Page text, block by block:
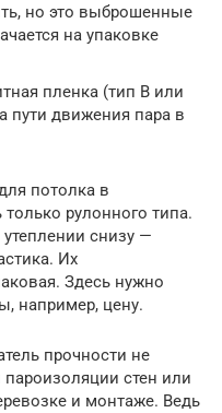
но это выброшенные
на упаковке
пленка (тип В или
пути движения пара в
потолка в
рулонного типа.
снизу —
Их
Здесь нужно
например, цену.
прочности не
пароизоляции стен или
и монтаже. Ведь